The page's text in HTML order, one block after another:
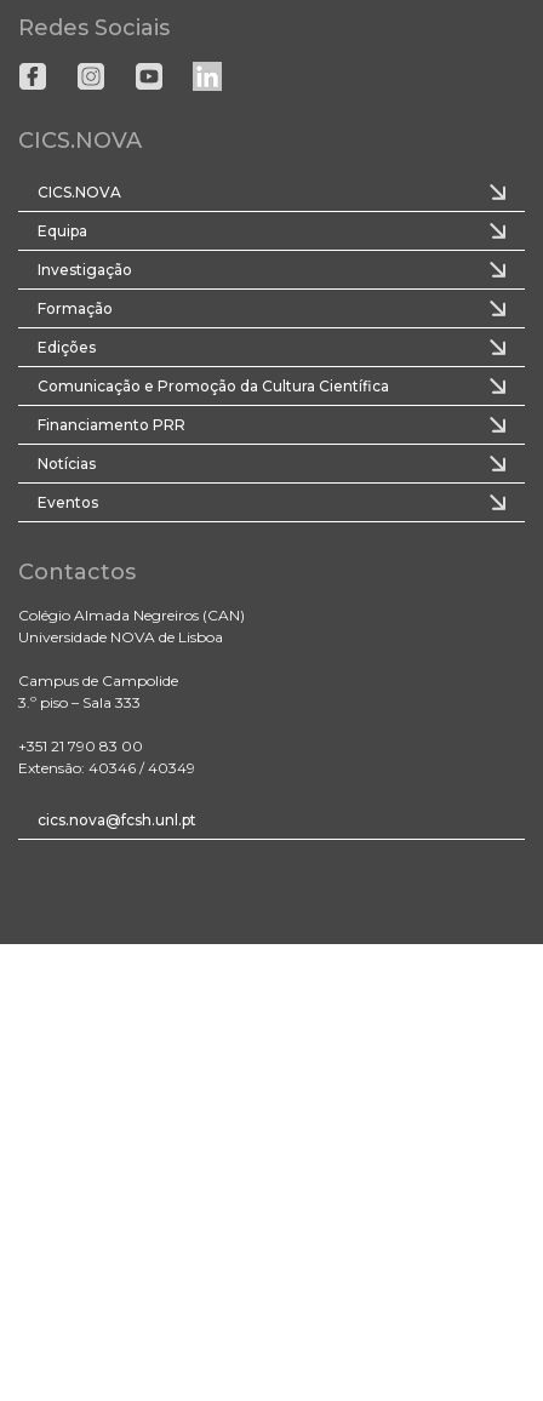
Redes Sociais
CICS.NOVA
CICS.NOVA
Equipa
Investigação
Formação
Edições
Comunicação e Promoção da Cultura Científica
Financiamento PRR
Notícias
Eventos
Contactos
Colégio Almada Negreiros (CAN)
Universidade NOVA de Lisboa
Campus de Campolide
3.º piso – Sala 333
+351 21 790 83 00
Extensão: 40346 / 40349
cics.nova@fcsh.unl.pt